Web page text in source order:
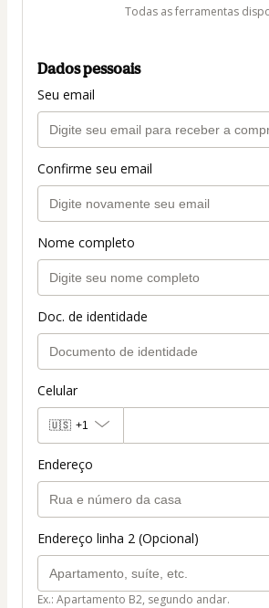
Todas as ferramentas
Dados pessoais
Seu email
Confirme seu email
Nome completo
Doc. de identidade
Celular
🇺🇸 +1
Endereço
Endereço linha 2 (Opcional)
Ex.: Apartamento B2, segundo andar.